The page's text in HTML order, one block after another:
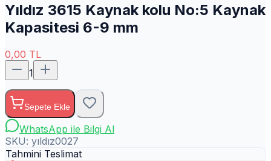
Yıldız 3615 Kaynak kolu No:5 Kaynak
Kapasitesi 6-9 mm
0,00 TL
1
Sepete Ekle
WhatsApp ile Bilgi Al
SKU: yıldız0027
Tahmini Teslimat